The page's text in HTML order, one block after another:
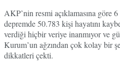
AKP’nin resmi açıklamasına göre
depremde 50.783 kişi hayatını
verdiği hiçbir veriye inanmıyor ve
Kurum’un ağzından çok kolay bir
dikkatleri çekti.